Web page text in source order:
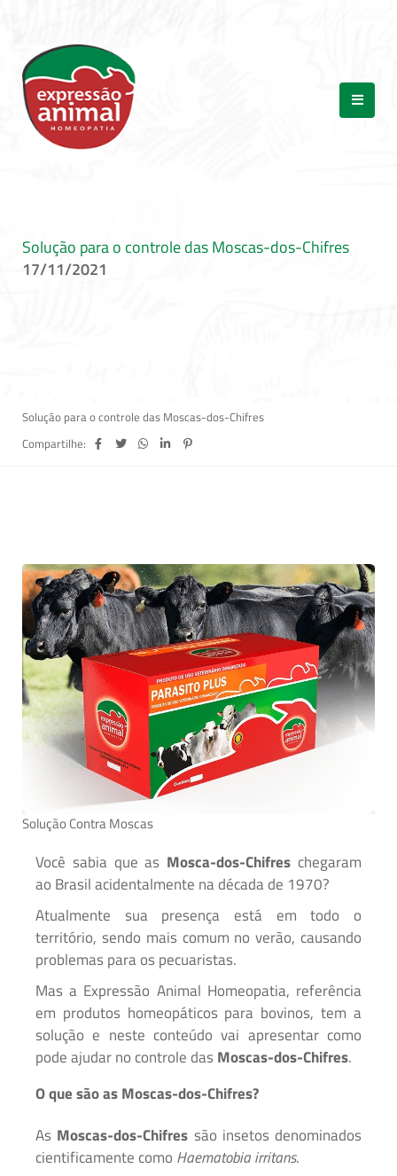
Solução para o controle das Moscas-dos-Chifres
17/11/2021
Solução para o controle das Moscas-dos-Chifres
Compartilhe:
Solução Contra Moscas
Você sabia que as Mosca-dos-Chifres chegaram
ao Brasil acidentalmente na década de 1970?
Atualmente sua presença está em todo o
território, sendo mais comum no verão, causando
problemas para os pecuaristas.
Mas a Expressão Animal Homeopatia, referência
em produtos homeopáticos para bovinos, tem a
solução e neste conteúdo vai apresentar como
pode ajudar no controle das Moscas-dos-Chifres.
O que são as Moscas-dos-Chifres?
As Moscas-dos-Chifres são insetos denominados
cientificamente como Haematobia irritans.